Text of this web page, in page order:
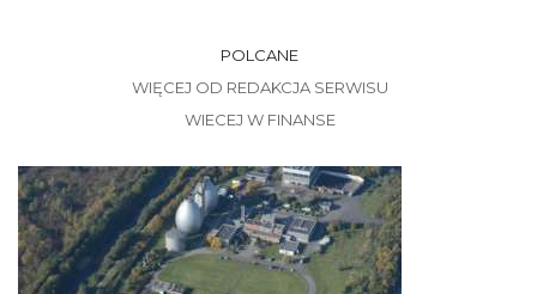
POLCANE
WIĘCEJ OD REDAKCJA SERWISU
WIECEJ W FINANSE